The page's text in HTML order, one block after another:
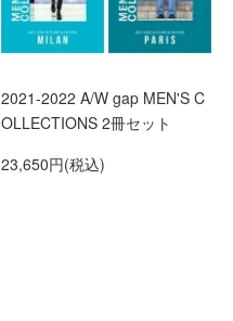
2021-2022 A/W gap MEN'S C
OLLECTIONS 2冊セット
23,650円(税込)